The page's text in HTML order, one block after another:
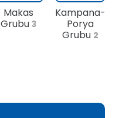
Makas
Grubu 3
Kampana-
Porya
Grubu 2